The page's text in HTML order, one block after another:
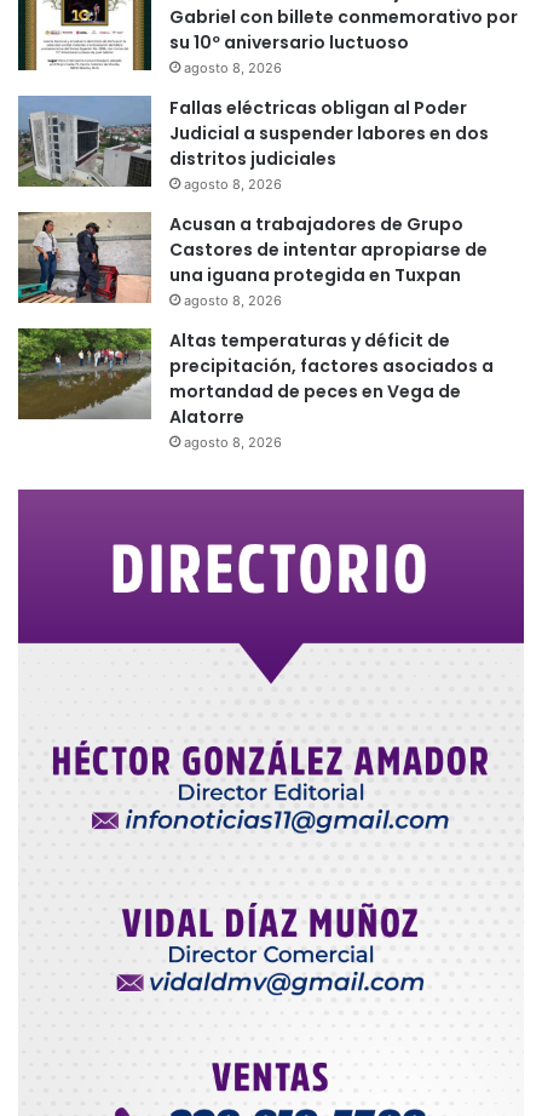
Gabriel con billete conmemorativo por
su 10º aniversario luctuoso
agosto 8, 2026
Fallas eléctricas obligan al Poder
Judicial a suspender labores en dos
distritos judiciales
agosto 8, 2026
Acusan a trabajadores de Grupo
Castores de intentar apropiarse de
una iguana protegida en Tuxpan
agosto 8, 2026
Altas temperaturas y déficit de
precipitación, factores asociados a
mortandad de peces en Vega de
Alatorre
agosto 8, 2026